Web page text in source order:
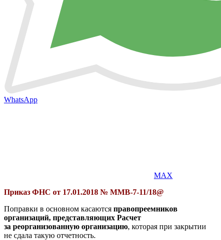
WhatsApp
MAX
Приказ ФНС от 17.01.2018 № ММВ-7-11/18@
Поправки в основном касаются правопреемников
организаций, представляющих Расчет
за реорганизованную организацию, которая при закрытии
не сдала такую отчетность.